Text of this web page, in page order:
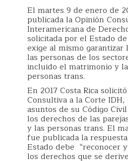
El martes 9 de enero de
publicada la Opinión
Interamericana de
solicitada por el Estado
exige al mismo garantizar
las personas de los
incluido el matrimonio y
personas trans.
En 2017 Costa Rica
Consultiva a la Corte
asuntos de su Código
los derechos de las
y las personas trans. El
fue publicada la
Estado debe “reconocer
los derechos que se